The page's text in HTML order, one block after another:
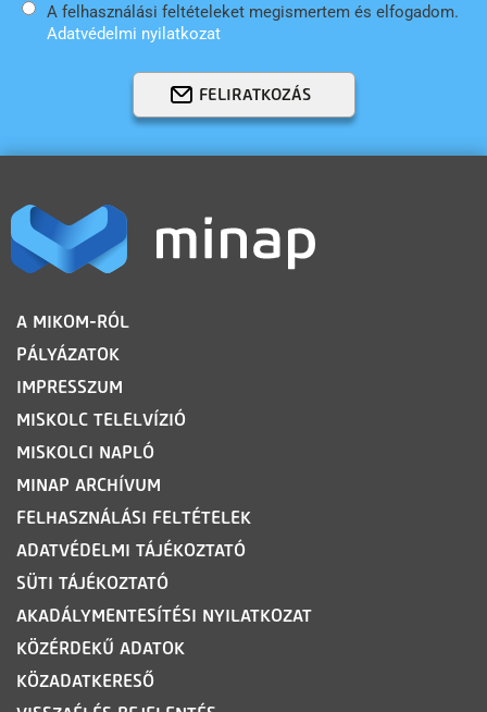
A felhasználási feltételeket megismertem és elfogadom.
Adatvédelmi nyilatkozat
FELIRATKOZÁS
LÁBLÉC
A MIKOM-RÓL
PÁLYÁZATOK
IMPRESSZUM
MISKOLC TELELVÍZIÓ
MISKOLCI NAPLÓ
MINAP ARCHÍVUM
FELHASZNÁLÁSI FELTÉTELEK
ADATVÉDELMI TÁJÉKOZTATÓ
SÜTI TÁJÉKOZTATÓ
AKADÁLYMENTESÍTÉSI NYILATKOZAT
KÖZÉRDEKŰ ADATOK
KÖZADATKERESŐ